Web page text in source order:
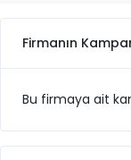
Firmanın
Bu firmaya ait